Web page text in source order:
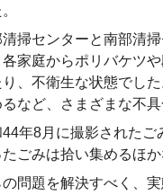
掃センターと南部清
家庭からポリバケツ
、不衛生な状態でし
など、さまざまな不具
年8月に撮影されたご
ごみは拾い集めるほ
問題を解決すべく、